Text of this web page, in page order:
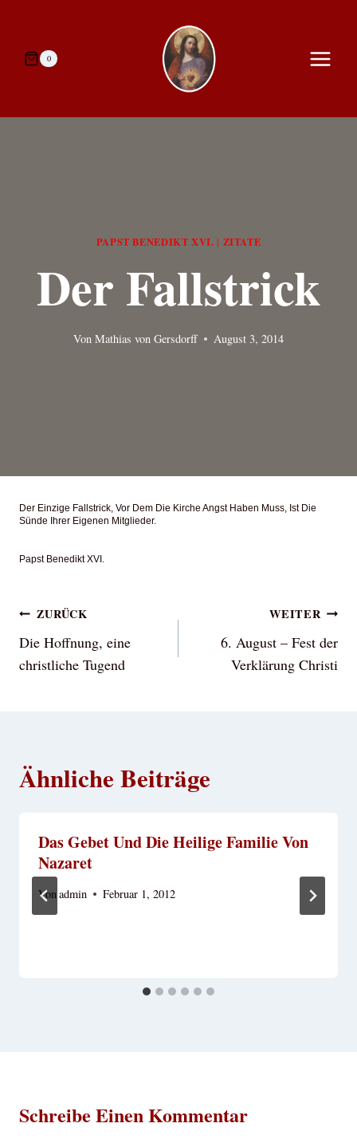
springen0
PAPST BENEDIKT XVI. | ZITATE
Der Fallstrick
Von Mathias von Gersdorff August 3, 2014
Der Einzige Fallstrick, Vor Dem Die Kirche Angst Haben Muss, Ist Die
Sünde Ihrer Eigenen Mitglieder.
Papst Benedikt XVI.
Beitragsnavigation
ZURÜCK
Die Hoffnung, eine
christliche Tugend
WEITER
6. August – Fest der
Verklärung Christi
Ähnliche Beiträge
Das Gebet Und Die Heilige Familie Von
Nazaret
Vonadmin Februar 1, 2012
Schreibe Einen Kommentar